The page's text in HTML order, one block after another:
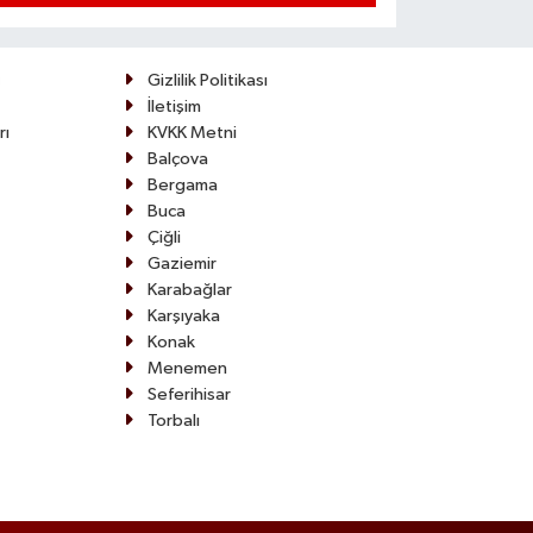
Gizlilik Politikası
İletişim
KVKK Metni
Balçova
Bergama
Buca
Çiğli
Gaziemir
Karabağlar
Karşıyaka
Konak
Menemen
Seferihisar
Torbalı